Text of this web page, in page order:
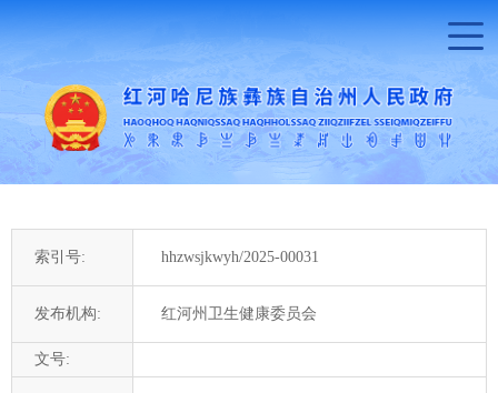
索引号: hhzwsjkwyh/2025-00031
发布机构: 红河州卫生健康委员会
文号: